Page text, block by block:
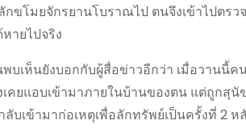
ขโมยจักรยานโบราณไป ตนจึงเข้าไปตร
ายไปจริง
เห็นยังบอกกับผู้สื่อข่าวอีกว่า เมื่อวานนี้ค
ยแอบเข้ามาภายในบ้านของตน แต่ถูกสุ
บเข้ามาก่อเหตุเพื่อลักทรัพย์เป็นครั้งที่ 2